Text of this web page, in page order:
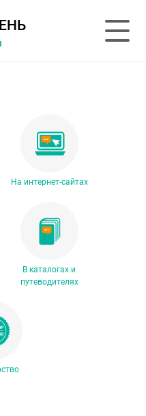
На интернет-сайтах
В каталогах и
путеводителях